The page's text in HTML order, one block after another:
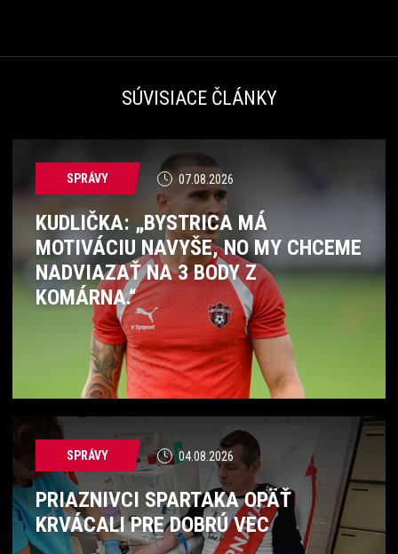
SÚVISIACE ČLÁNKY
SPRÁVY 07.08.2026
KUDLIČKA: „BYSTRICA MÁ
MOTIVÁCIU NAVYŠE, NO MY CHCEME
NADVIAZAŤ NA 3 BODY Z
KOMÁRNA.“
SPRÁVY 04.08.2026
PRIAZNIVCI SPARTAKA OPÄŤ
KRVÁCALI PRE DOBRÚ VEC